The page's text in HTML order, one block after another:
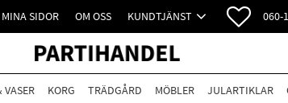
MINA SIDOR OM OSS KUNDTJÄNST 060-
VASER KORG TRÄDGÅRD MÖBLER JULARTIKLAR